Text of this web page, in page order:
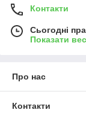
Контакти
Сьогодні
Показати
Про нас
Контакти